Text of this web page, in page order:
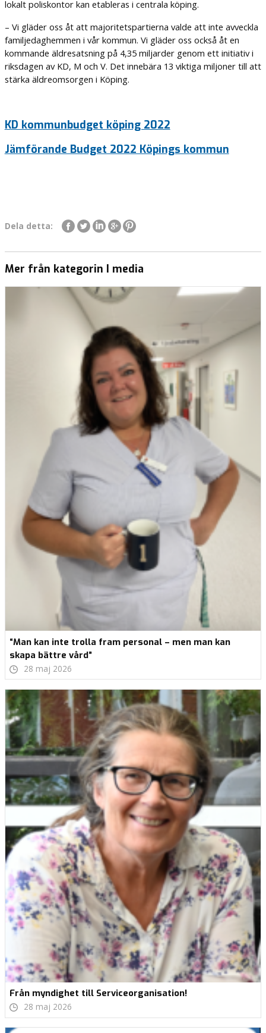
lokalt poliskontor kan etableras i centrala köping.
– Vi gläder oss åt att majoritetspartierna valde att inte avveckla
familjedaghemmen i vår kommun. Vi gläder oss också åt en
kommande äldresatsning på 4,35 miljarder genom ett initiativ i
riksdagen av KD, M och V. Det innebära 13 viktiga miljoner till att
stärka äldreomsorgen i Köping.
KD kommunbudget köping 2022
Jämförande Budget 2022 Köpings kommun
Dela detta:
Mer från kategorin I media
“Man kan inte trolla fram personal – men man kan
skapa bättre vård”
28 maj 2026
Från myndighet till Serviceorganisation!
28 maj 2026